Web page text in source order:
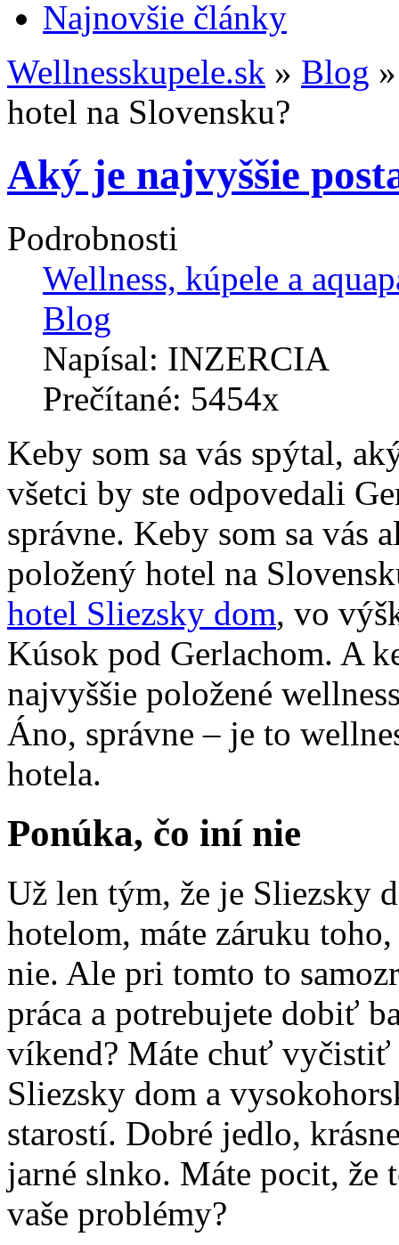
Najnovšie články
Wellnesskupele.sk » Blog
hotel na Slovensku?
Aký je najvyššie
Podrobnosti
Wellness, kúpele a
Blog
Napísal: INZERCIA
Prečítané: 5454x
Keby som sa vás spýtal,
všetci by ste odpovedali
správne. Keby som sa vás
položený hotel na
hotel Sliezsky dom, vo
Kúsok pod Gerlachom. A
najvyššie položené
Áno, správne – je to
hotela.
Ponúka, čo iní nie
Už len tým, že je Sliezsky
hotelom, máte záruku
nie. Ale pri tomto to
práca a potrebujete dobiť
víkend? Máte chuť
Sliezsky dom a
starostí. Dobré jedlo,
jarné slnko. Máte pocit, že
vaše problémy?